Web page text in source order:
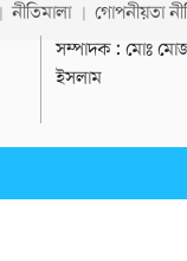
নীতিমালা
গোপনীয়তা
সম্পাদক : মোঃ
ইসলাম